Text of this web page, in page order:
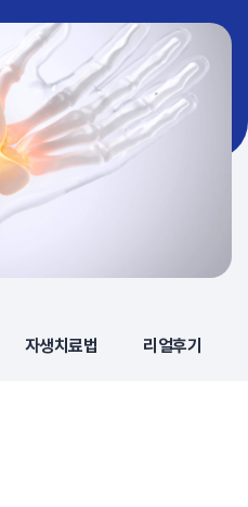
자생치료법 리얼후기